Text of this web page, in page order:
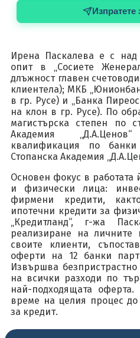
Изпратете
Ирена Паскалева е с
опит в „Сосиете
длъжност главен
клиентела); МКБ
в гр. Русе) и „Банка
на клон в гр. Русе). По
магистърска степен по
Академия
квалификация по
Стопанска Академия
Основен фокус в работата
и физически лица:
фирмени кредити,
ипотечни кредити за
„Кредитланд“, г-жа
реализиране на
своите клиенти,
оферти на 12 банки
Извършва
на всички разходи по
най-подходящата
време на целия процес
за кредит.